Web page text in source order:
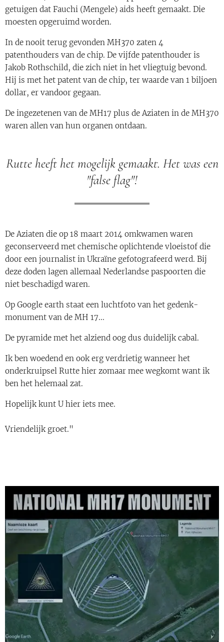
getuigen dat Fauchi (Mengele) aids heeft gemaakt. Die
moesten opgeruimd worden.
In de nooit terug gevonden MH370 zaten 4
patenthouders van de chip. De vijfde patenthouder is
Jakob Rothschild, die zich niet in het vliegtuig bevond.
Hij is met het patent van de chip, ter waarde van 1 biljoen
dollar, er vandoor gegaan.
De ingezetenen van de MH17 plus de Aziaten in de MH370
waren allen van hun organen ontdaan.
Rutte heeft het mogelijk gemaakt. Het was een
"false flag"!
De Aziaten die op 18 maart 2014 omkwamen waren
geconserveerd met chemische oplichtende vloeistof die
door een journalist in Ukraïne gefotografeerd werd. Bij
deze doden lagen allemaal Nederlandse paspoorten die
niet beschadigd waren.
Op Google earth staat een luchtfoto van het gedenk-
monument van de MH 17...
De pyramide met het alziend oog dus duidelijk cabal.
Ik ben woedend en ook erg verdrietig wanneer het
onderkruipsel Rutte hier zomaar mee wegkomt want ik
ben het helemaal zat.
Hopelijk kunt U hier iets mee.
Vriendelijk groet."